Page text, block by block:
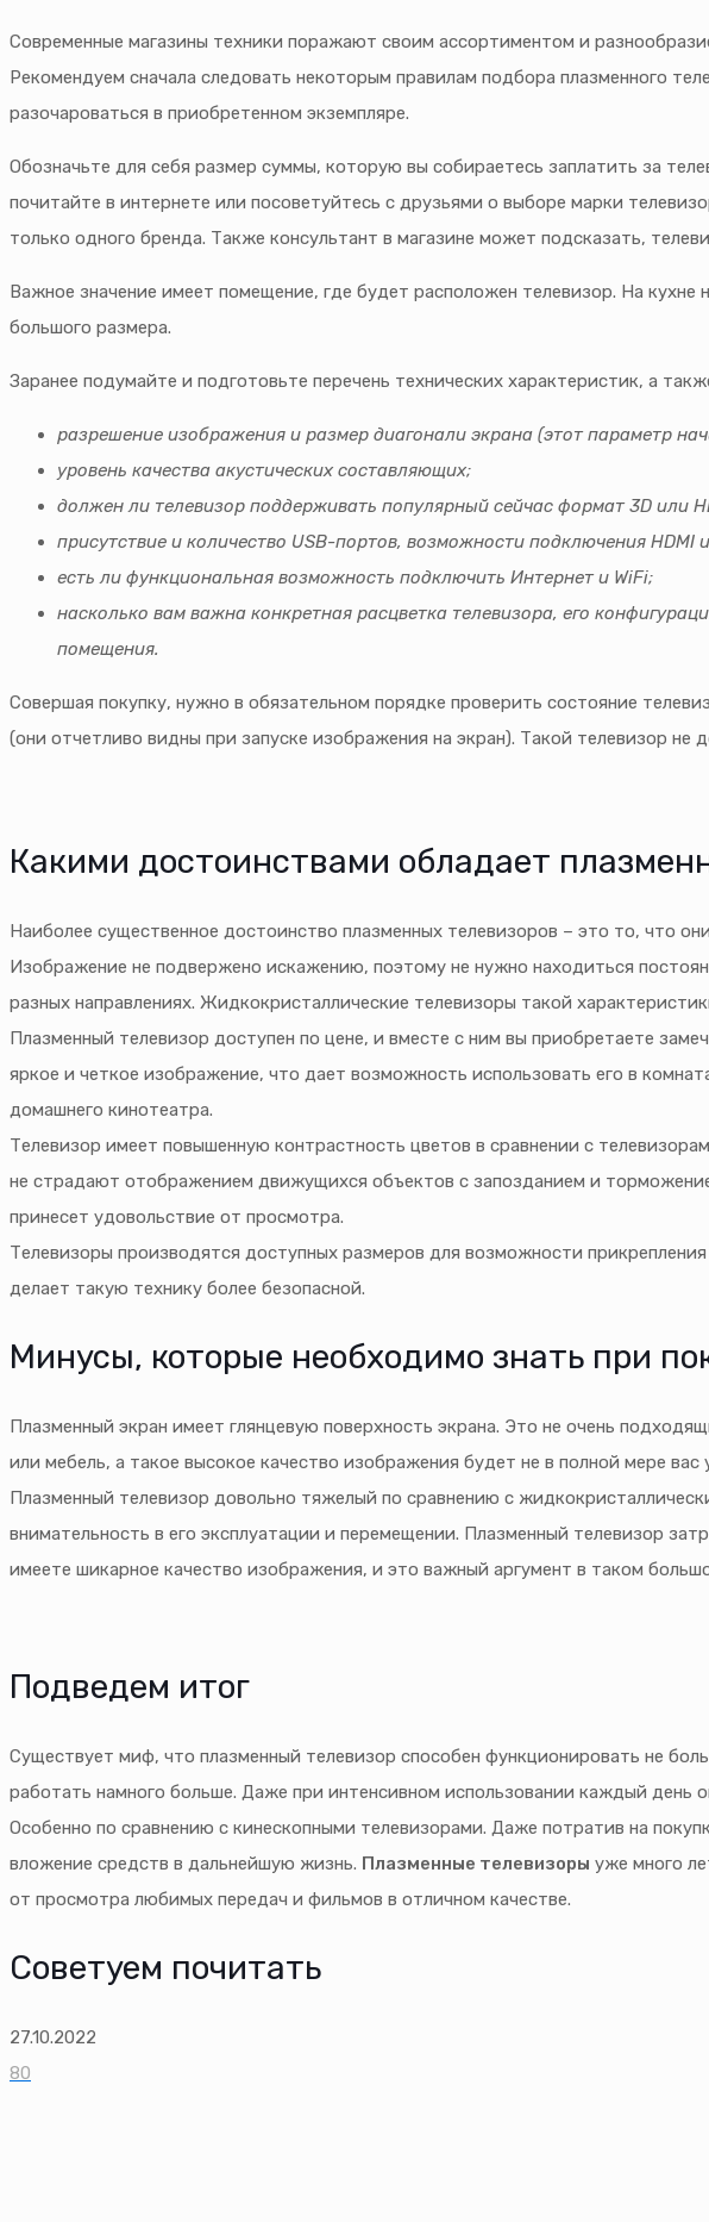
Современные магазины техники поражают своим ассортиментом и
Рекомендуем сначала следовать некоторым правилам подбора плазменного
разочароваться в приобретенном экземпляре.
Обозначьте для себя размер суммы, которую вы собираетесь заплатить за
почитайте в интернете или посоветуйтесь с друзьями о выборе марки
только одного бренда. Также консультант в магазине может подсказать,
Важное значение имеет помещение, где будет расположен телевизор. На
большого размера.
Заранее подумайте и подготовьте перечень технических характеристик, а
разрешение изображения и размер диагонали экрана (этот параметр
уровень качества акустических составляющих;
должен ли телевизор поддерживать популярный сейчас формат 3D или
присутствие и количество USB-портов, возможности подключения HDMI
есть ли функциональная возможность подключить Интернет и WiFi;
насколько вам важна конкретная расцветка телевизора, его
помещения.
Совершая покупку, нужно в обязательном порядке проверить состояние
(они отчетливо видны при запуске изображения на экран). Такой телевизор
Какими достоинствами обладает
Наиболее существенное достоинство плазменных телевизоров – это то, что
Изображение не подвержено искажению, поэтому не нужно находиться
разных направлениях. Жидкокристаллические телевизоры такой
Плазменный телевизор доступен по цене, и вместе с ним вы приобретаете
яркое и четкое изображение, что дает возможность использовать его в
домашнего кинотеатра.
Телевизор имеет повышенную контрастность цветов в сравнении с
не страдают отображением движущихся объектов с запозданием и
принесет удовольствие от просмотра.
Телевизоры производятся доступных размеров для возможности
делает такую технику более безопасной.
Минусы, которые необходимо знать при
Плазменный экран имеет глянцевую поверхность экрана. Это не очень
или мебель, а такое высокое качество изображения будет не в полной мере вас
Плазменный телевизор довольно тяжелый по сравнению с
внимательность в его эксплуатации и перемещении. Плазменный телевизор
имеете шикарное качество изображения, и это важный аргумент в таком
Подведем итог
Существует миф, что плазменный телевизор способен функционировать не
работать намного больше. Даже при интенсивном использовании каждый день
Особенно по сравнению с кинескопными телевизорами. Даже потратив на
вложение средств в дальнейшую жизнь. Плазменные телевизоры уже много
от просмотра любимых передач и фильмов в отличном качестве.
Советуем почитать
27.10.2022
80